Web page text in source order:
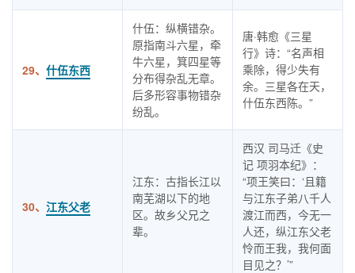
29、 什伍东西
什伍：纵横错杂。
原指南斗六星，牵
牛六星，箕四星等
分布得杂乱无章。
后多形容事物错杂
纷乱。
唐·韩愈《三星
行》诗：“名声相
乘除，得少失有
余。三星各在天，
什伍东西陈。”
30、 江东父老
江东：古指长江以
南芜湖以下的地
区。故乡父兄之
辈。
西汉 司马迁《史
记 项羽本纪》：
“项王笑曰：‘且籍
与江东子弟八千人
渡江而西，今无一
人还，纵江东父老
怜而王我，我何面
目见之？’”